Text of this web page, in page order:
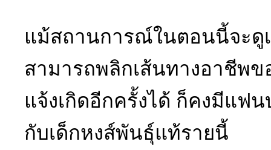
แม้สถานการณ์ในตอนนี้จะดู
สามารถพลิกเส้นทางอาชีพข
แจ้งเกิดอีกครั้งได้ ก็คงมีแฟ
กับเด็กหงส์พันธุ์แท้รายนี้